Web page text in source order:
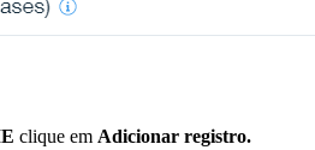
clique em Adicionar registro.